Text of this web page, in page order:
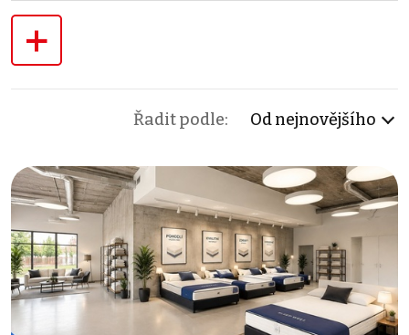
+
Řadit podle: Od nejnovějšího